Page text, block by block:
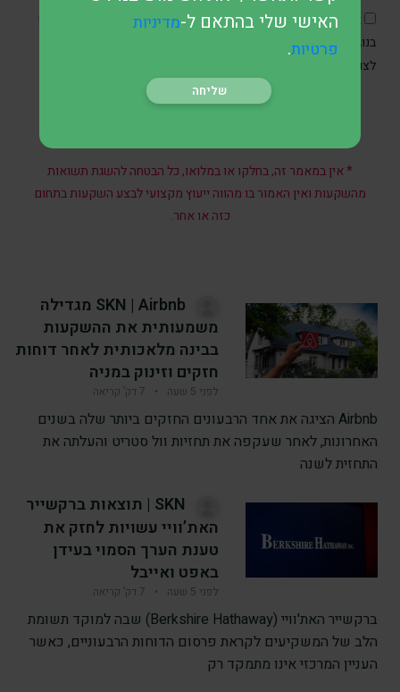
אני מסכים/ה כי SKN תיצור איתי קשר בטלפון, בדוא״ל ובוואטסאפ
בנוגע לפנייתי, וכן מאשר/ת את איסוף והשימוש במידע האישי שלי
לצורכי תקשורת ושירות בהתאם ל
* אין במאמר זה, בחלקו או במלואו, כל הבטחה להשגת תשואות
מהשקעות ואין האמור בו מהווה ייעוץ מקצועי לבצע השקעות בתחום
כזה או אחר.
SKN | Airbnb מגדילה
משמעותית את ההשקעות
בבינה מלאכותית לאחר דוחות
חזקים וזינוק במניה
לפני 5 שעה • 7 דק’ קריאה
Airbnb הציגה את אחד הרבעונים החזקים ביותר שלה בשנים
האחרונות, לאחר שעקפה את תחזיות וול סטריט והעלתה את
התחזית לשנה
SKN | תוצאות ברקשייר
האת’וויי עשויות לחזק את
טענת הערך הסמוי בעידן
באפט ואייבל
לפני 5 שעה • 7 דק’ קריאה
ברקשייר האת'וויי (Berkshire Hathaway) שבה למוקד תשומת
הלב של המשקיעים לקראת פרסום הדוחות הרבעוניים, כאשר
העניין המרכזי אינו מתמקד רק
האישי שלי בהתאם ל-מדיניות
פרטיות.